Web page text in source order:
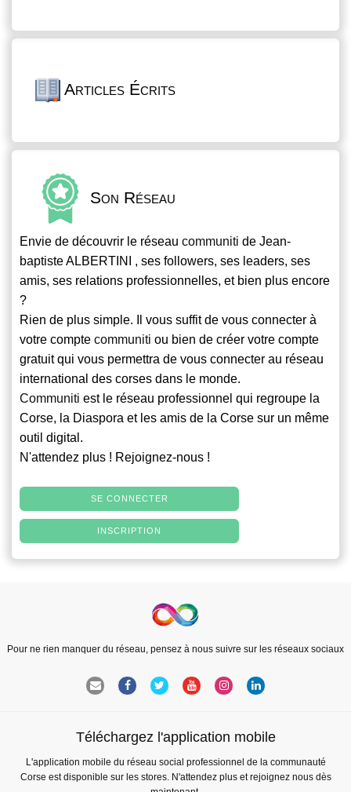
Articles Écrits
Son Réseau
Envie de découvrir le réseau communiti de Jean-
baptiste ALBERTINI , ses followers, ses leaders, ses
amis, ses relations professionnelles, et bien plus encore
?
Rien de plus simple. Il vous suffit de vous connecter à
votre compte communiti ou bien de créer votre compte
gratuit qui vous permettra de vous connecter au réseau
international des corses dans le monde.
Communiti est le réseau professionnel qui regroupe la
Corse, la Diaspora et les amis de la Corse sur un même
outil digital.
N'attendez plus ! Rejoignez-nous !
SE CONNECTER
INSCRIPTION
Pour ne rien manquer du réseau, pensez à nous suivre sur les réseaux sociaux
Téléchargez l'application mobile
L'application mobile du réseau social professionnel de la communauté
Corse est disponible sur les stores. N'attendez plus et rejoignez nous dès